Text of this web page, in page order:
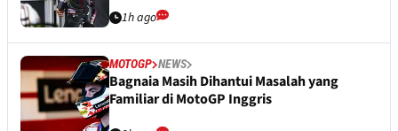
1h ago
MOTOGP NEWS
Bagnaia Masih Dihantui Masalah yang
Familiar di MotoGP Inggris